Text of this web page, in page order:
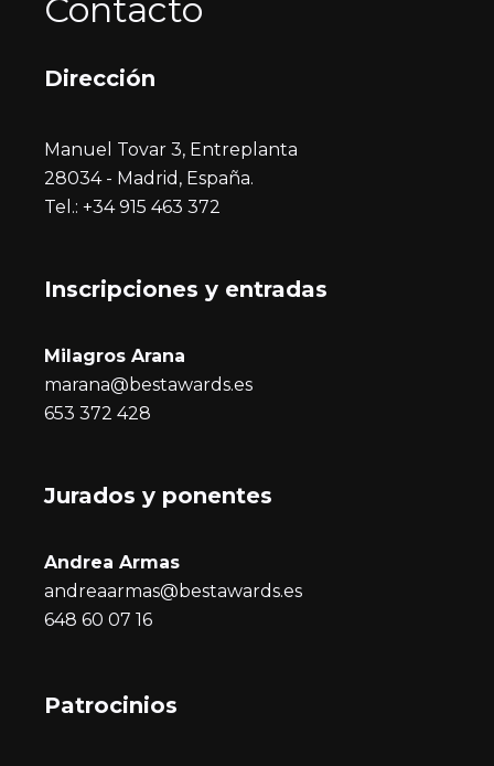
Contacto
Dirección
Manuel Tovar 3, Entreplanta
28034 - Madrid, España.
Tel.: +34 915 463 372
Inscripciones y entradas
Milagros Arana
marana@bestawards.es
653 372 428
Jurados y ponentes
Andrea Armas
andreaarmas@bestawards.es
648 60 07 16
Patrocinios